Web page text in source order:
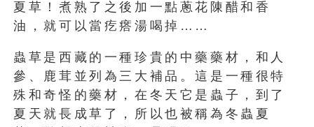
夏草！煮熟了之後加一點蔥花陳醋和香
油，就可以當疙瘩湯喝掉……
蟲草是西藏的一種珍貴的中藥藥材，和人
參、鹿茸並列為三大補品。這是一種很特
殊和奇怪的藥材，在冬天它是蟲子，到了
夏天就長成草了，所以也被稱為冬蟲夏